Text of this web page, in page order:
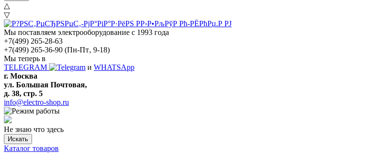
△
▽
Мы поставляем электрооборудование с 1993 года
+7(499) 265-28-63
+7(499) 265-36-90 (Пн-Пт‚ 9-18)
Мы теперь в
TELEGRAM
и WHATSApp
г. Москва
ул. Большая Почтовая,
д. 38, стр. 5
info@electro-shop.ru
Не знаю что здесь
Искать
Каталог товаров